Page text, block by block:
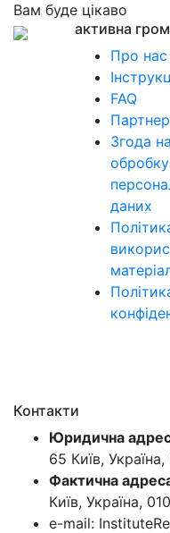
Вам буде цікаво
активна
Про нас
FAQ
Згода на
обробку
даних
Контакти
Юридична
65 Київ,
Фактична
Київ, Україна,
e-mail: